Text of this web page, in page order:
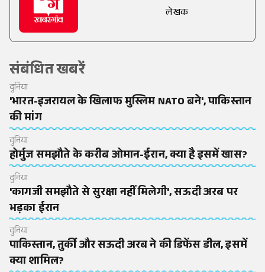
लेखक
संबंधित खबरें
दुनिया
'भारत-इजरायल के खिलाफ मुस्लिम NATO बने', पाकिस्तान
की मांग
दुनिया
होर्मुज समझौते के करीब ओमान-ईरान, क्या है इसमें खास?
दुनिया
'कागजी समझौते से सुरक्षा नहीं मिलेगी', सऊदी अरब पर
भड़का ईरान
दुनिया
पाकिस्तान, तुर्की और सऊदी अरब ने की डिफेंस डील, इसमें
क्या शामिल?